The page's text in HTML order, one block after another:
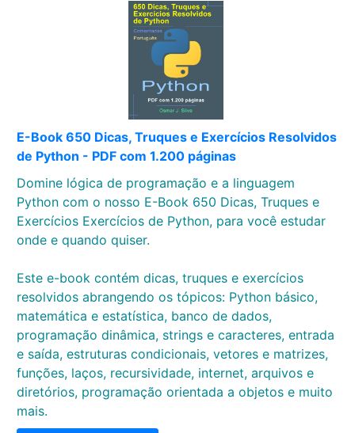
E-Book 650 Dicas, Truques e Exercícios Resolvidos
de Python - PDF com 1.200 páginas
Domine lógica de programação e a linguagem
Python com o nosso E-Book 650 Dicas, Truques e
Exercícios Exercícios de Python, para você estudar
onde e quando quiser.
Este e-book contém dicas, truques e exercícios
resolvidos abrangendo os tópicos: Python básico,
matemática e estatística, banco de dados,
programação dinâmica, strings e caracteres, entrada
e saída, estruturas condicionais, vetores e matrizes,
funções, laços, recursividade, internet, arquivos e
diretórios, programação orientada a objetos e muito
mais.